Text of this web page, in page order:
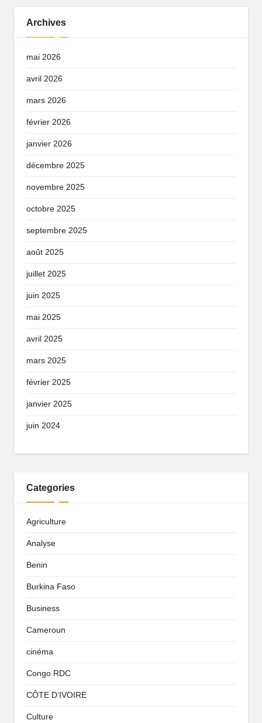
Archives
mai 2026
avril 2026
mars 2026
février 2026
janvier 2026
décembre 2025
novembre 2025
octobre 2025
septembre 2025
août 2025
juillet 2025
juin 2025
mai 2025
avril 2025
mars 2025
février 2025
janvier 2025
juin 2024
Categories
Agriculture
Analyse
Benin
Burkina Faso
Business
Cameroun
cinéma
Congo RDC
CÔTE D’IVOIRE
Culture